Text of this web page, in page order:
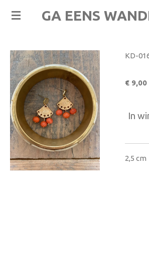
Ga
de
hoofdinhoud
GA EENS
KD-
€ 9,00
In
2,5 cm